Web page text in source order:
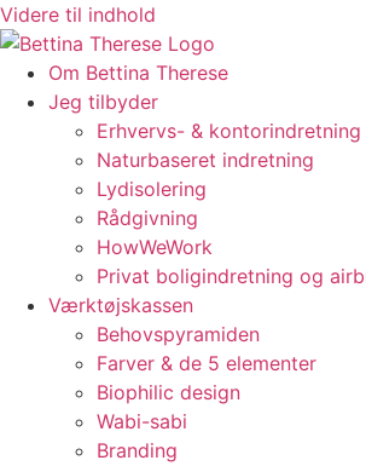
Videre til indhold
Om Bettina Therese
Jeg tilbyder
Erhvervs- & kontorindretning
Naturbaseret indretning
Lydisolering
Rådgivning
HowWeWork
Privat boligindretning og
Værktøjskassen
Behovspyramiden
Farver & de 5 elementer
Biophilic design
Wabi-sabi
Branding